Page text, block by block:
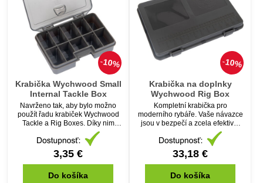
10%
Krabička Wychwood Small
Internal Tackle Box
Navrženo tak, aby bylo možno
použít řadu krabiček Wychwood
Tackle a Rig Boxes. Díky nim
vaše bižuterie zůstane vždy
přehledná a organizovaná.
Pevný plast.
3,35 €
Do košíka
10%
Krabička na doplnky
Wychwood Rig Box
Kompletní krabička pro
moderního rybáře. Vaše návazce
jsou v bezpečí a zcela efektivní
pro možnost rychlé výměny,
včetně jedny velké krabičky a
dvou malých.
33,18 €
Do košíka